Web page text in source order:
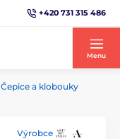
+420 731 315 486
Menu
Čepice a klobouky
Výrobce